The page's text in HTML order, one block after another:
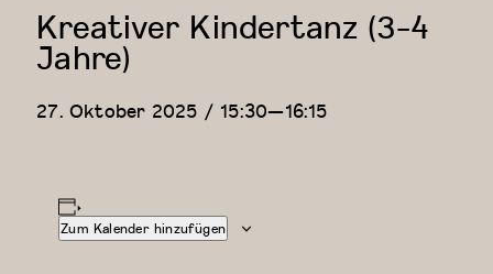
Kreativer Kindertanz (3-4
Jahre)
27. Oktober 2025 / 15:30—16:15
Zum Kalender hinzufügen